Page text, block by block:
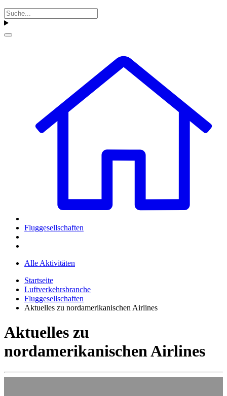
Fluggesellschaften
Alle Aktivitäten
Startseite
Luftverkehrsbranche
Fluggesellschaften
Aktuelles zu nordamerikanischen Airlines
Aktuelles zu
nordamerikanischen Airlines